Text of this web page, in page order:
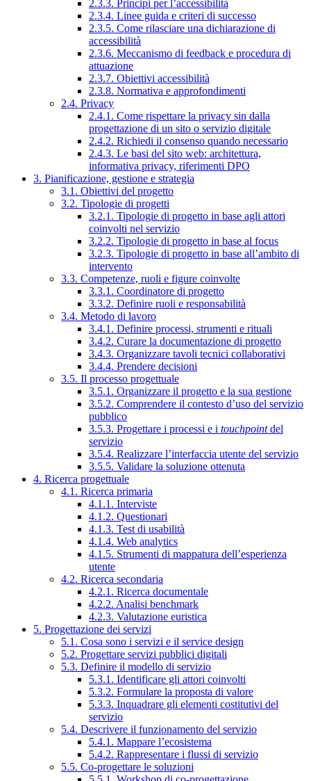
2.3.3. Principi per l’accessibilità
2.3.4. Linee guida e criteri di successo
2.3.5. Come rilasciare una dichiarazione di
accessibilità
2.3.6. Meccanismo di feedback e procedura di
attuazione
2.3.7. Obiettivi accessibilità
2.3.8. Normativa e approfondimenti
2.4. Privacy
2.4.1. Come rispettare la privacy sin dalla
progettazione di un sito o servizio digitale
2.4.2. Richiedi il consenso quando necessario
2.4.3. Le basi del sito web: architettura,
informativa privacy, riferimenti DPO
3. Pianificazione, gestione e strategia
3.1. Obiettivi del progetto
3.2. Tipologie di progetti
3.2.1. Tipologie di progetto in base agli attori
coinvolti nel servizio
3.2.2. Tipologie di progetto in base al focus
3.2.3. Tipologie di progetto in base all’ambito di
intervento
3.3. Competenze, ruoli e figure coinvolte
3.3.1. Coordinatore di progetto
3.3.2. Definire ruoli e responsabilità
3.4. Metodo di lavoro
3.4.1. Definire processi, strumenti e rituali
3.4.2. Curare la documentazione di progetto
3.4.3. Organizzare tavoli tecnici collaborativi
3.4.4. Prendere decisioni
3.5. Il processo progettuale
3.5.1. Organizzare il progetto e la sua gestione
3.5.2. Comprendere il contesto d’uso del servizio
pubblico
3.5.3. Progettare i processi e i touchpointdel
servizio
3.5.4. Realizzare l’interfaccia utente del servizio
3.5.5. Validare la soluzione ottenuta
4. Ricerca progettuale
4.1. Ricerca primaria
4.1.1. Interviste
4.1.2. Questionari
4.1.3. Test di usabilità
4.1.4. Web analytics
4.1.5. Strumenti di mappatura dell’esperienza
utente
4.2. Ricerca secondaria
4.2.1. Ricerca documentale
4.2.2. Analisi benchmark
4.2.3. Valutazione euristica
5. Progettazione dei servizi
5.1. Cosa sono i servizi e il service design
5.2. Progettare servizi pubblici digitali
5.3. Definire il modello di servizio
5.3.1. Identificare gli attori coinvolti
5.3.2. Formulare la proposta di valore
5.3.3. Inquadrare gli elementi costitutivi del
servizio
5.4. Descrivere il funzionamento del servizio
5.4.1. Mappare l’ecosistema
5.4.2. Rappresentare i flussi di servizio
5.5. Co-progettare le soluzioni